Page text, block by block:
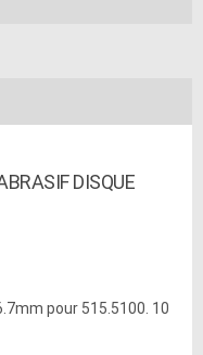
DISQUE
pour 515.5100. 10